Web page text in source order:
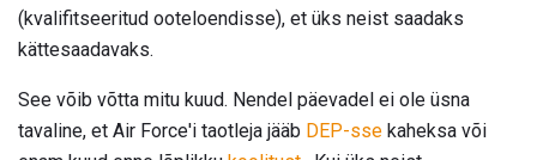
(kvalifitseeritud ooteloendisse), et üks neist saadaks
kättesaadavaks.
See võib võtta mitu kuud. Nendel päevadel ei ole üsna
tavaline, et Air Force'i taotleja jääb DEP-sse kaheksa või